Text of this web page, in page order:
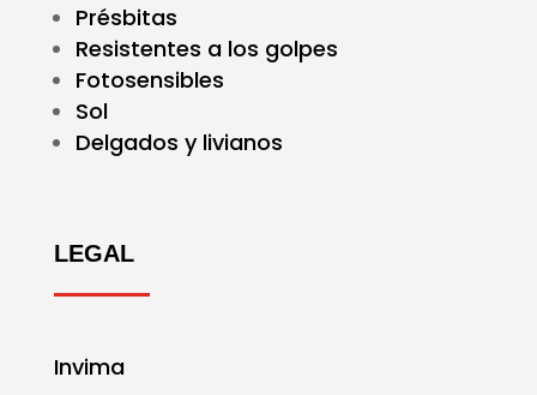
Présbitas
Resistentes a los golpes
Fotosensibles
Sol
Delgados y livianos
LEGAL
Invima